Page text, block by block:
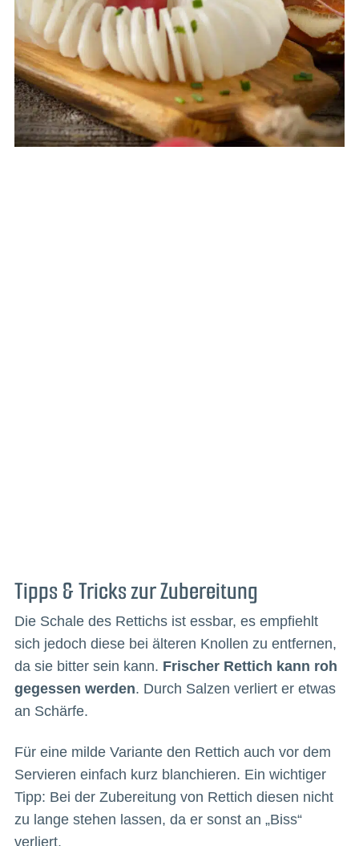
Tipps & Tricks zur Zubereitung
Die Schale des Rettichs ist essbar, es empfiehlt
sich jedoch diese bei älteren Knollen zu entfernen,
da sie bitter sein kann. Frischer Rettich kann roh
gegessen werden. Durch Salzen verliert er etwas
an Schärfe.
Für eine milde Variante den Rettich auch vor dem
Servieren einfach kurz blanchieren. Ein wichtiger
Tipp: Bei der Zubereitung von Rettich diesen nicht
zu lange stehen lassen, da er sonst an „Biss“
verliert.